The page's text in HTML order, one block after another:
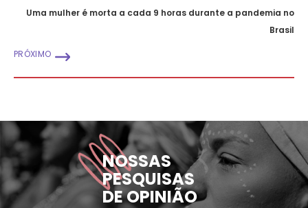
Uma mulher é morta a cada 9 horas durante a pandemia no
Brasil
PRÓXIMO
NOSSAS
PESQUISAS
DE OPINIÃO